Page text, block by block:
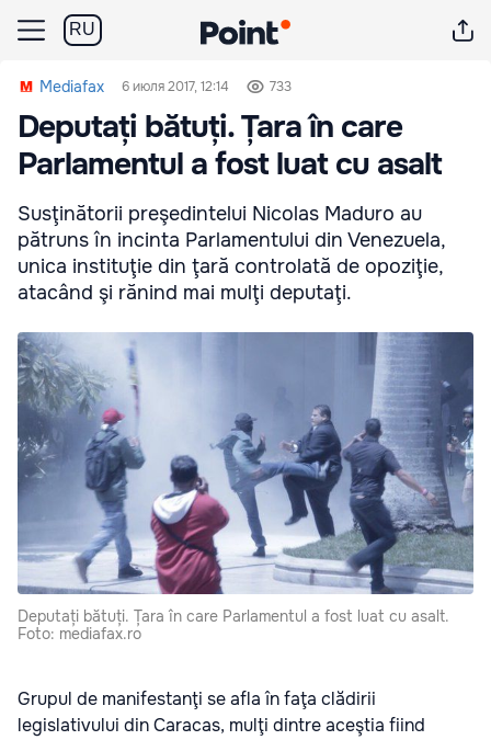
RU
Mediafax 6 июля 2017, 12:14 733
Deputați bătuți. Țara în care
Parlamentul a fost luat cu asalt
Susţinătorii preşedintelui Nicolas Maduro au
pătruns în incinta Parlamentului din Venezuela,
unica instituţie din ţară controlată de opoziţie,
atacând şi rănind mai mulţi deputaţi.
Deputați bătuți. Țara în care Parlamentul a fost luat cu asalt.
Foto: mediafax.ro
Grupul de manifestanţi se afla în faţa clădirii
legislativului din Caracas, mulţi dintre aceştia fiind